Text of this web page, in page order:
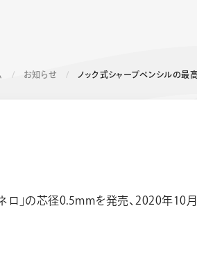
エナージェル コハレ
お知らせ
ロ｣の芯径0.5mmを発売、2020年10